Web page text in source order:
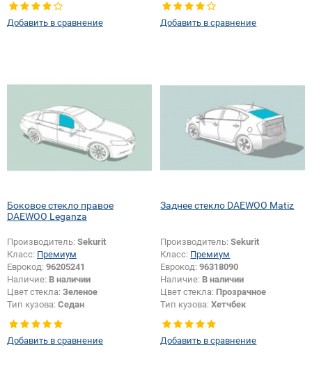
Добавить в сравнение Добавить в сравнение
Боковое стекло правое
DAEWOO Leganza
Производитель: Sekurit
Класс: Премиум
Еврокод: 96205241
Наличие: В наличии
Цвет стекла: Зеленое
Тип кузова: Седан
Тип стекла: Боковое стекло
правое
Добавить в сравнение
Заднее стекло DAEWOO Matiz
Производитель:Sekurit
Класс: Премиум
Еврокод:96318090
Наличие: В наличии
Цвет стекла: Прозрачное
Тип кузова:Хетчбек
Тип стекла:Заднее стекло
Добавить в сравнение